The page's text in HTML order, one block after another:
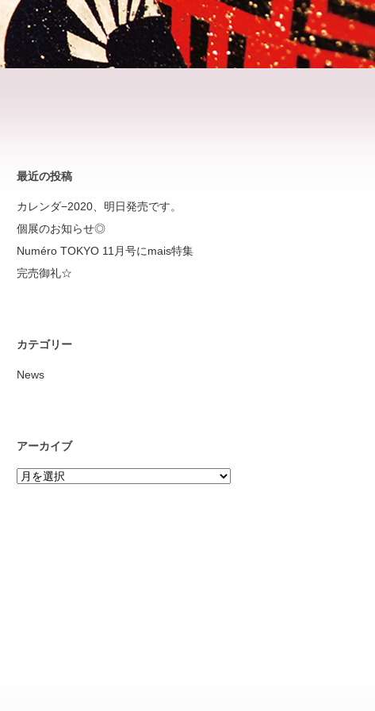
最近の投稿
カレンダ−2020、明日発売です。
個展のお知らせ◎
Numéro TOKYO 11月号にmais特集
完売御礼☆
カテゴリー
News
アーカイブ